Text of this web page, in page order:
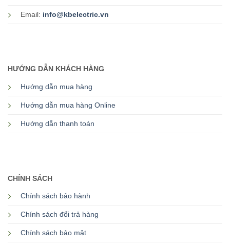
Email: info@kbelectric.vn
HƯỚNG DẪN KHÁCH HÀNG
Hướng dẫn mua hàng
Hướng dẫn mua hàng Online
Hướng dẫn thanh toán
CHÍNH SÁCH
Chính sách bảo hành
Chính sách đổi trả hàng
Chính sách bảo mật